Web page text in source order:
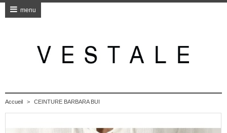
menu
Accueil > CEINTURE BARBARA BUI